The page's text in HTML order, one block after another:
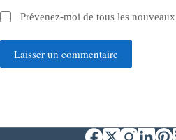
Prévenez-moi de tous les
Laisser un commentaire